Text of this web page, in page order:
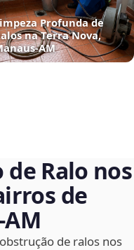
Profunda de
na Terra Nova,
Ralo nos
de
de ralos nos